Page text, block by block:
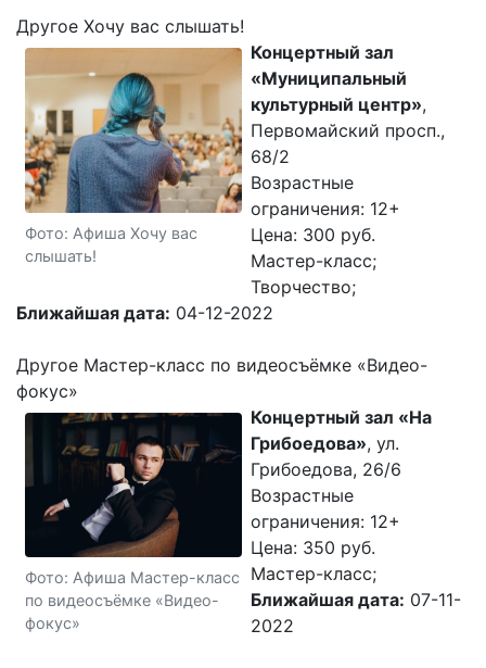
Другое Хочу вас слышать!
Фото: Афиша Хочу вас
слышать!
Концертный зал
«Муниципальный
культурный центр»,
Первомайский просп.,
68/2
Возрастные
ограничения: 12+
Цена: 300 руб.
Мастер-класс;
Творчество;
Ближайшая дата: 04-12-2022
Другое Мастер-класс по видеосъёмке «Видео-
фокус»
Фото: Афиша Мастер-класс
по видеосъёмке «Видео-
фокус»
Концертный зал «На
Грибоедова», ул.
Грибоедова, 26/6
Возрастные
ограничения: 12+
Цена: 350 руб.
Мастер-класс;
Ближайшая дата: 07-11-
2022